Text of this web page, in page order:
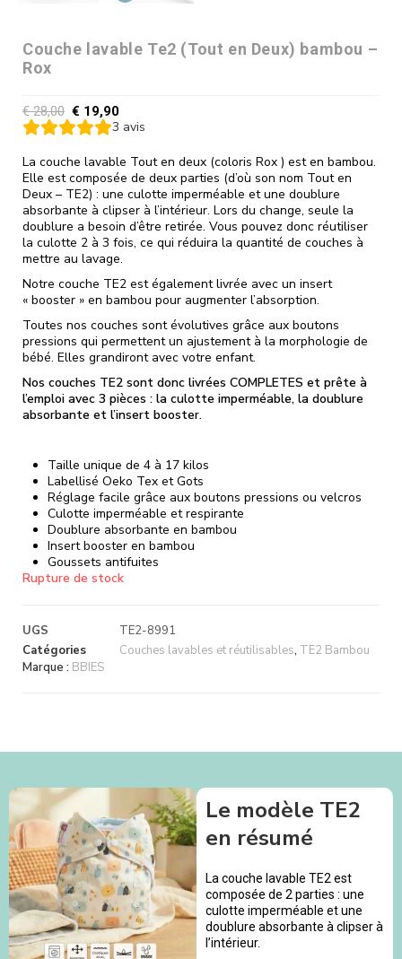
Couche lavable Te2 (Tout en Deux) bambou –
Rox
€28,00 € 19,90
3 avis
La couche lavable Tout en deux (coloris Rox ) est en bambou.
Elle est composée de deux parties (d’où son nom Tout en
Deux – TE2) : une culotte imperméable et une doublure
absorbante à clipser à l’intérieur. Lors du change, seule la
doublure a besoin d’être retirée. Vous pouvez donc réutiliser
la culotte 2 à 3 fois, ce qui réduira la quantité de couches à
mettre au lavage.
Notre couche TE2 est également livrée avec un insert
« booster » en bambou pour augmenter l’absorption.
Toutes nos couches sont évolutives grâce aux boutons
pressions qui permettent un ajustement à la morphologie de
bébé. Elles grandiront avec votre enfant.
Nos couches TE2 sont donc livrées COMPLETES et prête à
l’emploi avec 3 pièces : la culotte imperméable, la doublure
absorbante et l’insert booster.
Taille unique de 4 à 17 kilos
Labellisé Oeko Tex et Gots
Réglage facile grâce aux boutons pressions ou velcros
Culotte imperméable et respirante
Doublure absorbante en bambou
Insert booster en bambou
Goussets antifuites
Rupture de stock
UGS
TE2-8991
Catégories
Couches lavables et réutilisables, TE2 Bambou
Marque : BBIES
Le modèle TE2
en résumé
La couche lavable TE2 est
composée de 2 parties : une
culotte imperméable et une
doublure absorbante à clipser à
l’intérieur.